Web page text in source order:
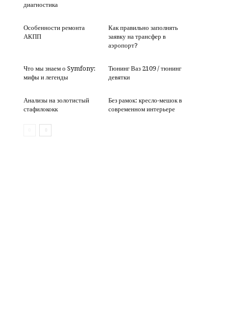
диагностика
Особенности ремонта
АКПП
Как правильно заполнять
заявку на трансфер в
аэропорт?
Что мы знаем о Symfony:
мифы и легенды
Тюнинг Ваз 2109 / тюнинг
девятки
Анализы на золотистый
стафилококк
Без рамок: кресло-мешок в
современном интерьере